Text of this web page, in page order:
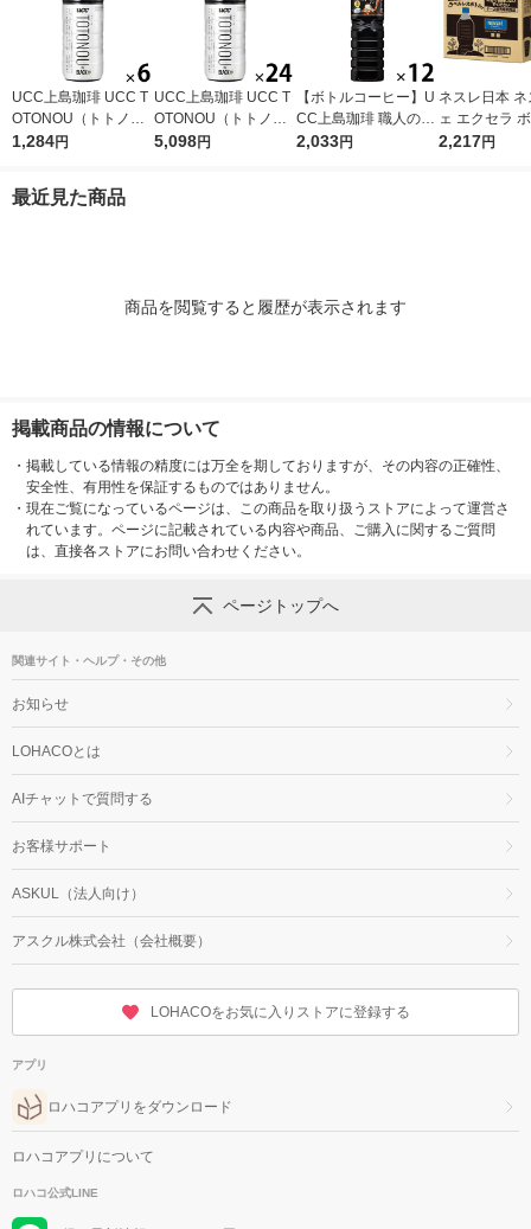
UCC上島珈琲 UCC T
OTONOU（トトノ
ウ） by BLACK無糖 5
1,284円
UCC上島珈琲 UCC T
OTONOU（トトノ
ウ） by BLACK無糖 5
5,098円
【ボトルコーヒー】U
CC上島珈琲 職人の珈
琲 無糖 900ml 1箱（1
2,033円
ネスレ日本
ェ エクセラ
ーヒー 無糖
2,217円
最近見た商品
商品を閲覧すると履歴が表示されます
掲載商品の情報について
・ 掲載している情報の精度には万全を期しておりますが、その内容の正確性、
安全性、有用性を保証するものではありません。
・ 現在ご覧になっているページは、この商品を取り扱うストアによって運営さ
れています。ページに記載されている内容や商品、ご購入に関するご質問
は、直接各ストアにお問い合わせください。
ページトップへ
関連サイト・ヘルプ・その他
お知らせ
LOHACOとは
AIチャットで質問する
お客様サポート
ASKUL（法人向け）
アスクル株式会社（会社概要）
LOHACOをお気に入りストアに登録する
アプリ
ロハコアプリをダウンロード
ロハコアプリについて
ロハコ公式LINE